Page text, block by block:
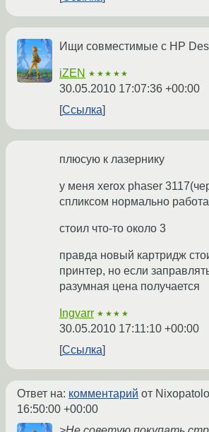
Ищи совместимые с HP
iZEN ★★★★★
30.05.2010 17:07:36 +00:00
Ссылка
плюсую к лазернику
у меня xerox phaser
спликсом нормально
стоил что-то около 3
правда новый картридж
принтер, но если
разумная цена получается
Ingvarr ★★★★
30.05.2010 17:11:10 +00:00
Ссылка
Ответ на: комментарий от
16:50:00 +00:00